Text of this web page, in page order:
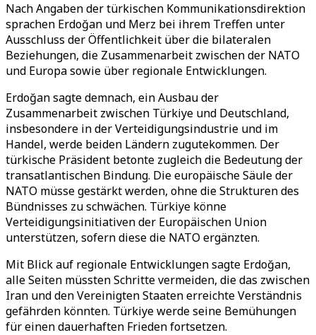
Nach Angaben der türkischen Kommunikationsdirektion
sprachen Erdoğan und Merz bei ihrem Treffen unter
Ausschluss der Öffentlichkeit über die bilateralen
Beziehungen, die Zusammenarbeit zwischen der NATO
und Europa sowie über regionale Entwicklungen.
Erdoğan sagte demnach, ein Ausbau der
Zusammenarbeit zwischen Türkiye und Deutschland,
insbesondere in der Verteidigungsindustrie und im
Handel, werde beiden Ländern zugutekommen. Der
türkische Präsident betonte zugleich die Bedeutung der
transatlantischen Bindung. Die europäische Säule der
NATO müsse gestärkt werden, ohne die Strukturen des
Bündnisses zu schwächen. Türkiye könne
Verteidigungsinitiativen der Europäischen Union
unterstützen, sofern diese die NATO ergänzten.
Mit Blick auf regionale Entwicklungen sagte Erdoğan,
alle Seiten müssten Schritte vermeiden, die das zwischen
Iran und den Vereinigten Staaten erreichte Verständnis
gefährden könnten. Türkiye werde seine Bemühungen
für einen dauerhaften Frieden fortsetzen.